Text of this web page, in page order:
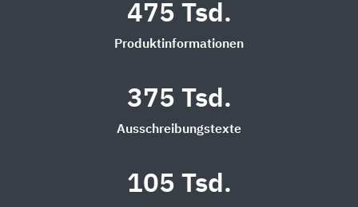
475 Tsd.
Produktinformationen
375 Tsd.
Ausschreibungstexte
105 Tsd.